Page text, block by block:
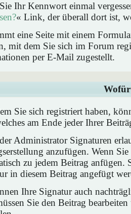
Ihr Kennwort einmal
« Link, der überall dort ist,
eine Seite mit einem
mit dem Sie sich im Forum
per E-Mail zugestellt.
Sie sich registriert haben,
am Ende jeder Ihrer
Administrator Signaturen
anzufügen. Wenn
zu jedem Beitrag
in diesem Beitrag angefügt
Ihre Signatur auch
Sie den Beitrag